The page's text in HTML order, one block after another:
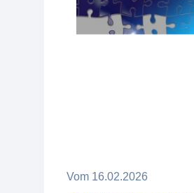
Vom 16.02.2026